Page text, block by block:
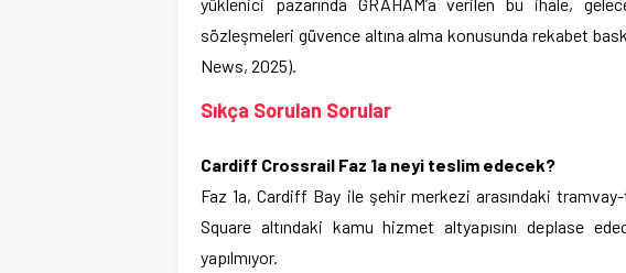
sözleşmeleri güvence altına alma konusunda rekabet
News, 2025).
Sıkça Sorulan Sorular
Cardiff Crossrail Faz 1a neyi teslim edecek?
Faz 1a, Cardiff Bay ile şehir merkezi arasındaki
Square altındaki kamu hizmet altyapısını deplase
yapılmıyor.